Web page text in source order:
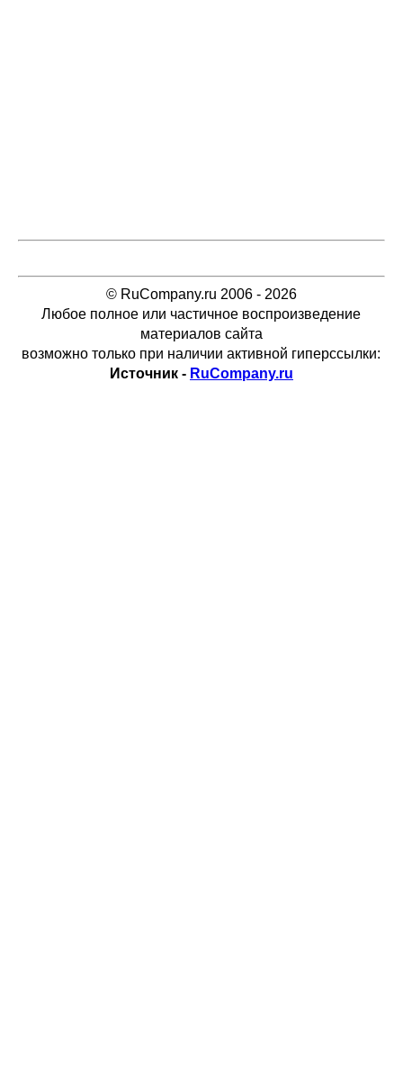
© RuCompany.ru 2006 - 2026
Любое полное или частичное воспроизведение
материалов сайта
возможно только при наличии активной гиперссылки:
Источник - RuCompany.ru